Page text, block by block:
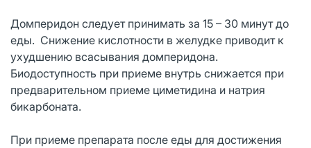
Домперидон следует принимать за 15 – 30 минут до
еды. Снижение кислотности в желудке приводит к
ухудшению всасывания домперидона.
Биодоступность при приеме внутрь снижается при
предварительном приеме циметидина и натрия
бикарбоната.
При приеме препарата после еды для достижения